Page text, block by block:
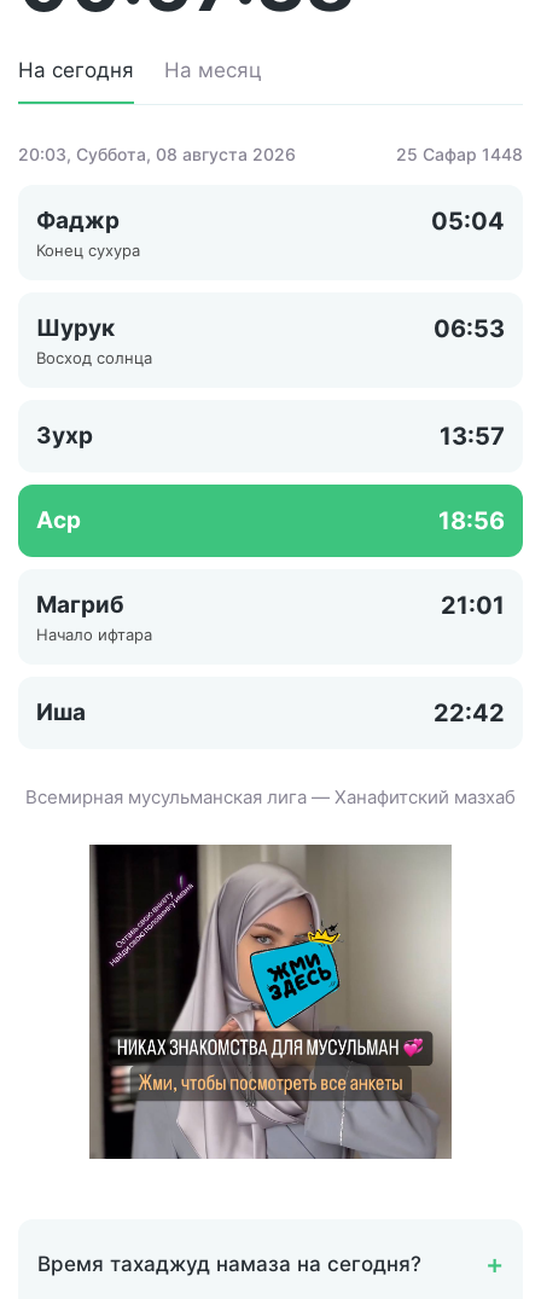
На сегодня На месяц
20:03, Суббота, 08 августа 2026 25 Сафар 1448
Фаджр 05:04
Конец сухура
Шурук 06:53
Восход солнца
Зухр 13:57
Аср 18:56
Магриб 21:01
Начало ифтара
Иша 22:42
Всемирная мусульманская лига — Ханафитский мазхаб
Время тахаджуд намаза на сегодня?